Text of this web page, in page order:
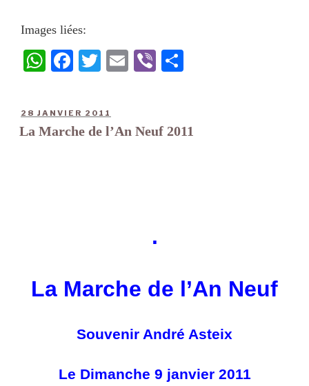
Images liées:
W
ts
A
Fa
bo
ok
T
tte
r
E
Vi
er
28 JANVIER 2011
La Marche de l’An Neuf 2011
.
La Marche de l’An Neuf
Souvenir André Asteix
Le Dimanche 9 janvier 2011